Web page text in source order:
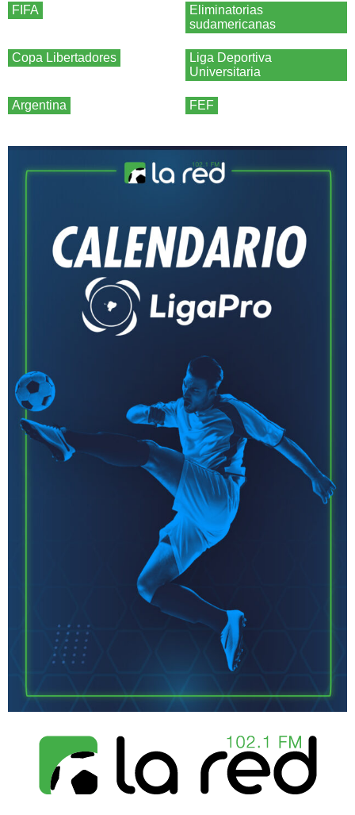
FIFA
Eliminatorias
sudamericanas
Copa Libertadores
Liga Deportiva
Universitaria
Argentina FEF